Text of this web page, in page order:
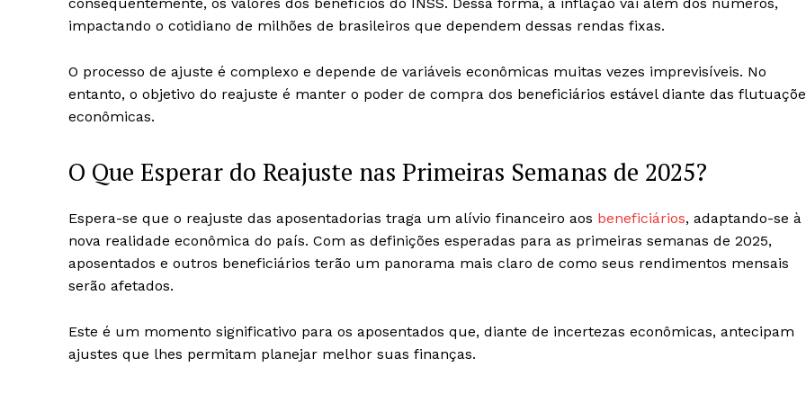
impactando o cotidiano de milhões de brasileiros que dependem dessas rendas fixas.
O processo de ajuste é complexo e depende de variáveis econômicas muitas vezes imprevisíveis. No
entanto, o objetivo do reajuste é manter o poder de compra dos beneficiários estável diante das
econômicas.
O Que Esperar do Reajuste nas Primeiras Semanas de 2025?
Espera-se que o reajuste das aposentadorias traga um alívio financeiro aos beneficiários, adaptando-se à
nova realidade econômica do país. Com as definições esperadas para as primeiras semanas de 2025,
aposentados e outros beneficiários terão um panorama mais claro de como seus rendimentos mensais
serão afetados.
Este é um momento significativo para os aposentados que, diante de incertezas econômicas, antecipam
ajustes que lhes permitam planejar melhor suas finanças.